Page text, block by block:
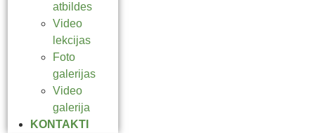
atbildes
Video
lekcijas
Foto
galerijas
Video
galerija
KONTAKTI